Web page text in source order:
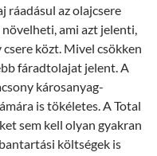
ráadásul az olajcsere
ami azt jelenti,
közt. Mivel csökken
fáradtolajat jelent. A
károsanyag-
is tökéletes. A Total
sem kell olyan gyakran
költségek is